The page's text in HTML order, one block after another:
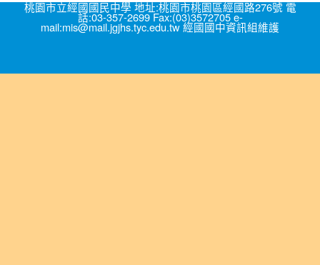
桃園市立經國國民中學 地址:桃園市桃園區經國路276號 電
話:03-357-2699 Fax:(03)3572705 e-
mail:mis@mail.jgjhs.tyc.edu.tw 經國國中資訊組維護